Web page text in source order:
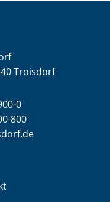
Troisdorf
0
800